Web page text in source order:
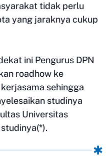
tidak perlu
yang jaraknya cukup
ini Pengurus DPN
roadhow ke
sehingga
studinya
Universitas